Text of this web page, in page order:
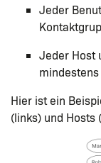
Jeder
Jeder Host
Hier ist ein
(links) und Hosts